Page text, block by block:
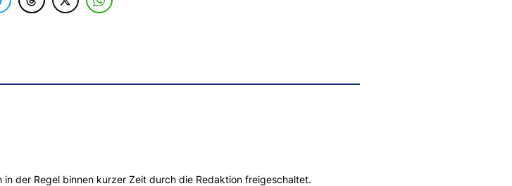
der Regel binnen kurzer Zeit durch die Redaktion freigeschaltet.